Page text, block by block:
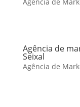
Agência de
Seixal
Agência de